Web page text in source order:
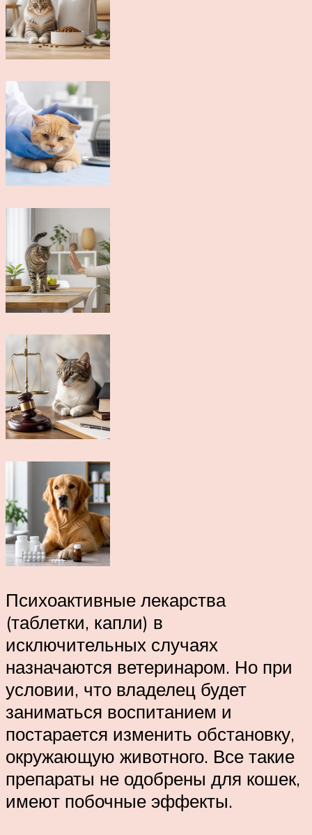
Психоактивные лекарства
(таблетки, капли) в
исключительных случаях
назначаются ветеринаром. Но при
условии, что владелец будет
заниматься воспитанием и
постарается изменить обстановку,
окружающую животного. Все такие
препараты не одобрены для кошек,
имеют побочные эффекты.